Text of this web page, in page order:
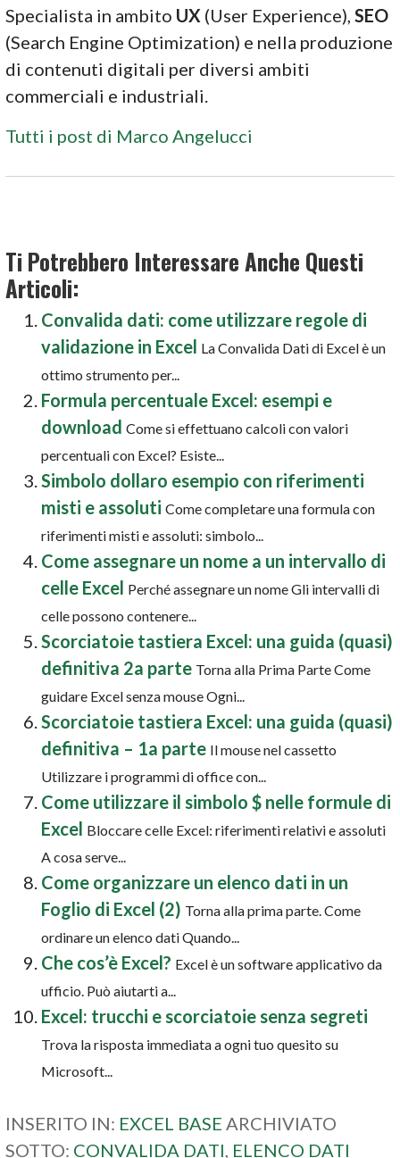
Specialista in ambito UX (User Experience),SEO
(Search Engine Optimization) e nella produzione
di contenuti digitali per diversi ambiti
commerciali e industriali.
Tutti i post di Marco Angelucci
Ti Potrebbero Interessare Anche Questi
Articoli:
Convalida dati: come utilizzare regole di
validazione in Excel La Convalida Dati di Excel è un
ottimo strumento per...
Formula percentuale Excel: esempi e
download Come si effettuano calcoli con valori
percentuali con Excel? Esiste...
Simbolo dollaro esempio con riferimenti
misti e assoluti Come completare una formula con
riferimenti misti e assoluti: simbolo...
Come assegnare un nome a un intervallo di
celle Excel Perché assegnare un nome Gli intervalli di
celle possono contenere...
Scorciatoie tastiera Excel: una guida (quasi)
definitiva 2a parte Torna alla Prima Parte Come
guidare Excel senza mouse Ogni...
Scorciatoie tastiera Excel: una guida (quasi)
definitiva – 1a parte Il mouse nel cassetto
Utilizzare i programmi di office con...
Come utilizzare il simbolo $ nelle formule di
Excel Bloccare celle Excel: riferimenti relativi e assoluti
A cosa serve...
Come organizzare un elenco dati in un
Foglio di Excel (2) Torna alla prima parte. Come
ordinare un elenco dati Quando...
Che cos’è Excel? Excel è un software applicativo da
ufficio. Può aiutarti a...
Excel: trucchi e scorciatoie senza segreti
Trova la risposta immediata a ogni tuo quesito su
Microsoft...
INSERITO IN: EXCEL BASE ARCHIVIATO
SOTTO: CONVALIDA DATI ELENCO DATI